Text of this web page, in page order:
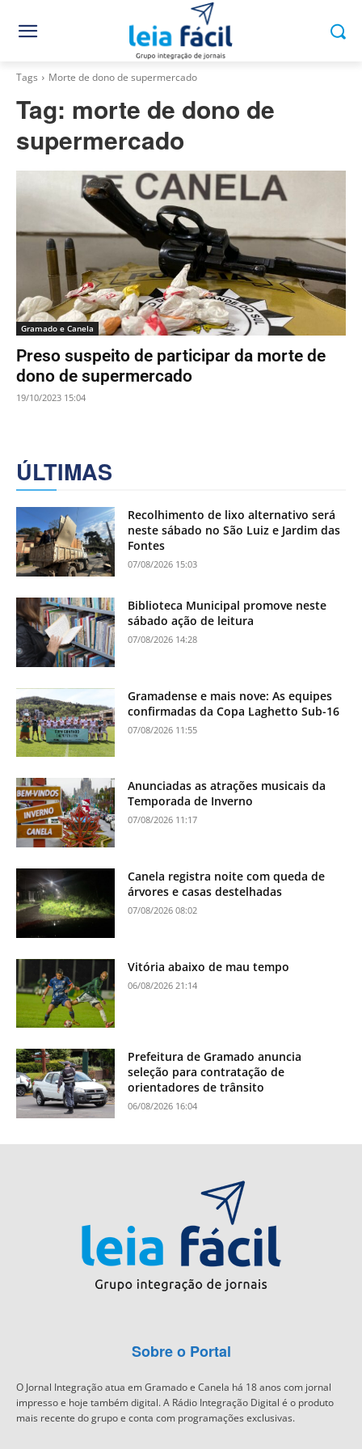
Tags Morte de dono de supermercado
Tag: morte de dono de
supermercado
Gramado e Canela
Preso suspeito de participar da morte de
dono de supermercado
19/10/2023 15:04
ÚLTIMAS
Recolhimento de lixo alternativo será
neste sábado no São Luiz e Jardim das
Fontes
07/08/2026 15:03
Biblioteca Municipal promove neste
sábado ação de leitura
07/08/2026 14:28
Gramadense e mais nove: As equipes
confirmadas da Copa Laghetto Sub-16
07/08/2026 11:55
Anunciadas as atrações musicais da
Temporada de Inverno
07/08/2026 11:17
Canela registra noite com queda de
árvores e casas destelhadas
07/08/2026 08:02
Vitória abaixo de mau tempo
06/08/2026 21:14
Prefeitura de Gramado anuncia
seleção para contratação de
orientadores de trânsito
06/08/2026 16:04
Sobre o Portal
O Jornal Integração atua em Gramado e Canela há 18 anos com jornal
impresso e hoje também digital. A Rádio Integração Digital é o produto
mais recente do grupo e conta com programações exclusivas.